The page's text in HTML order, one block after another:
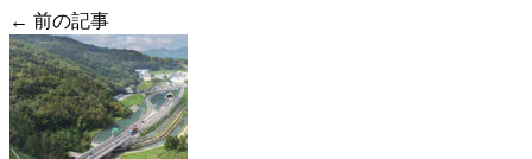
← 前の記事